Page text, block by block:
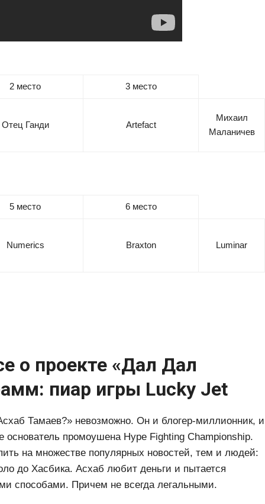
2 место 3 место
Отец Ганди Artefact
Михаил
Маланичев
5 место 6 место
Numerics Braxton Luminar
о проекте «Дал Дал
пиар игры Lucky Jet
Тамаев?» невозможно. Он и блогер-миллионник, и
промоушена Hype Fighting Championship.
на множестве популярных новостей, тем и людей:
до Хасбика. Асхаб любит деньги и пытается
способами. Причем не всегда легальными.